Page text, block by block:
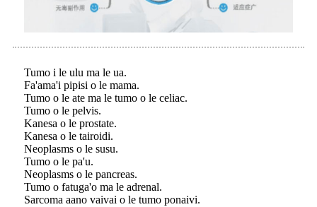
Tumo i le ulu ma le ua.
Fa'ama'i pipisi o le mama.
Tumo o le ate ma le tumo o le celiac.
Tumo o le pelvis.
Kanesa o le prostate.
Kanesa o le tairoidi.
Neoplasms o le susu.
Tumo o le pa'u.
Neoplasms o le pancreas.
Tumo o fatuga'o ma le adrenal.
Sarcoma aano vaivai o le tumo ponaivi.